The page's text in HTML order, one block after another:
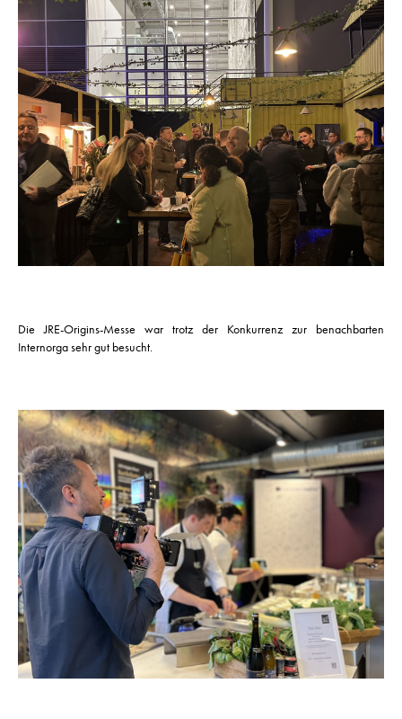
Die JRE-Origins-Messe war trotz der Konkurrenz zur benachbarten
Internorga sehr gut besucht.